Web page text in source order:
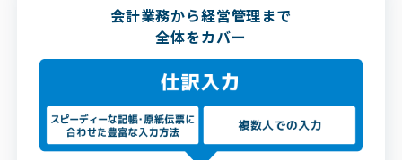
会計業務から経営管理まで
全体をカバー